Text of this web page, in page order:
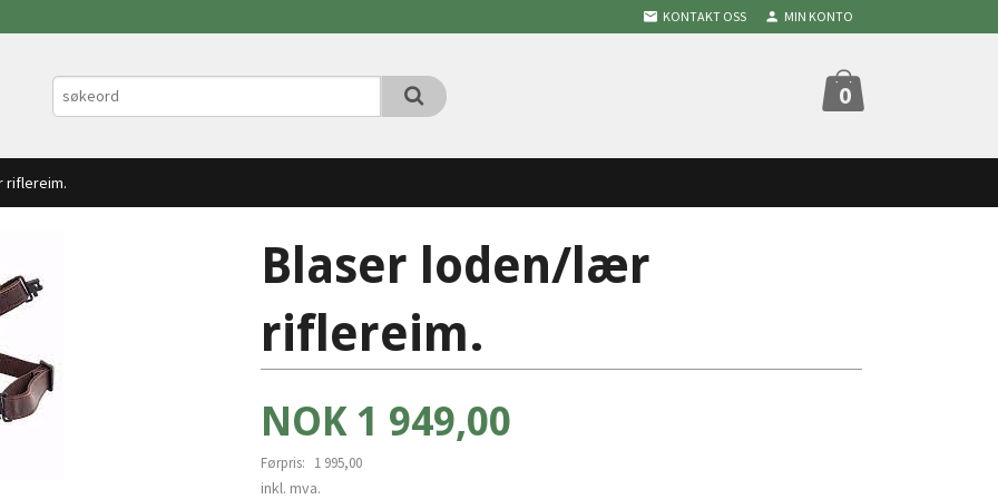
KONTAKT OSS MIN KONTO
0
riflereim.
Blaser loden/lær
riflereim.
Tilbud
NOK 1 949,00
Førpris: 1 995,00
Rabatt
inkl. mva.